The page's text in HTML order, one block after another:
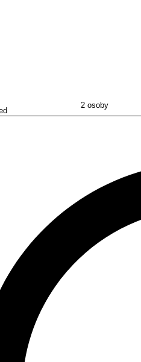
2 osoby